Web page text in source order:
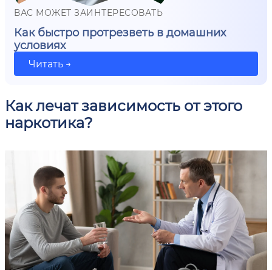
ВАС МОЖЕТ ЗАИНТЕРЕСОВАТЬ
Как быстро протрезветь в домашних
условиях
Читать →
Как лечат зависимость от этого
наркотика?